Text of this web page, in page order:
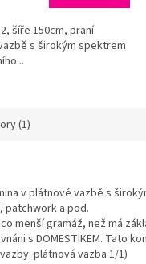
šíře 150cm, praní
s širokým spektrem
(1)
v plátnové vazbě s
patchwork a pod.
menší gramáž, než má
s DOMESTIKEM. Tato
plátnová vazba 1/1)